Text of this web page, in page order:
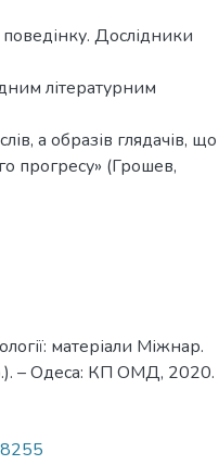
Дослідники
літературним
а образів глядачів, що
прогресу» (Грошев,
матеріали Міжнар.
– Одеса: КП ОМД, 2020.